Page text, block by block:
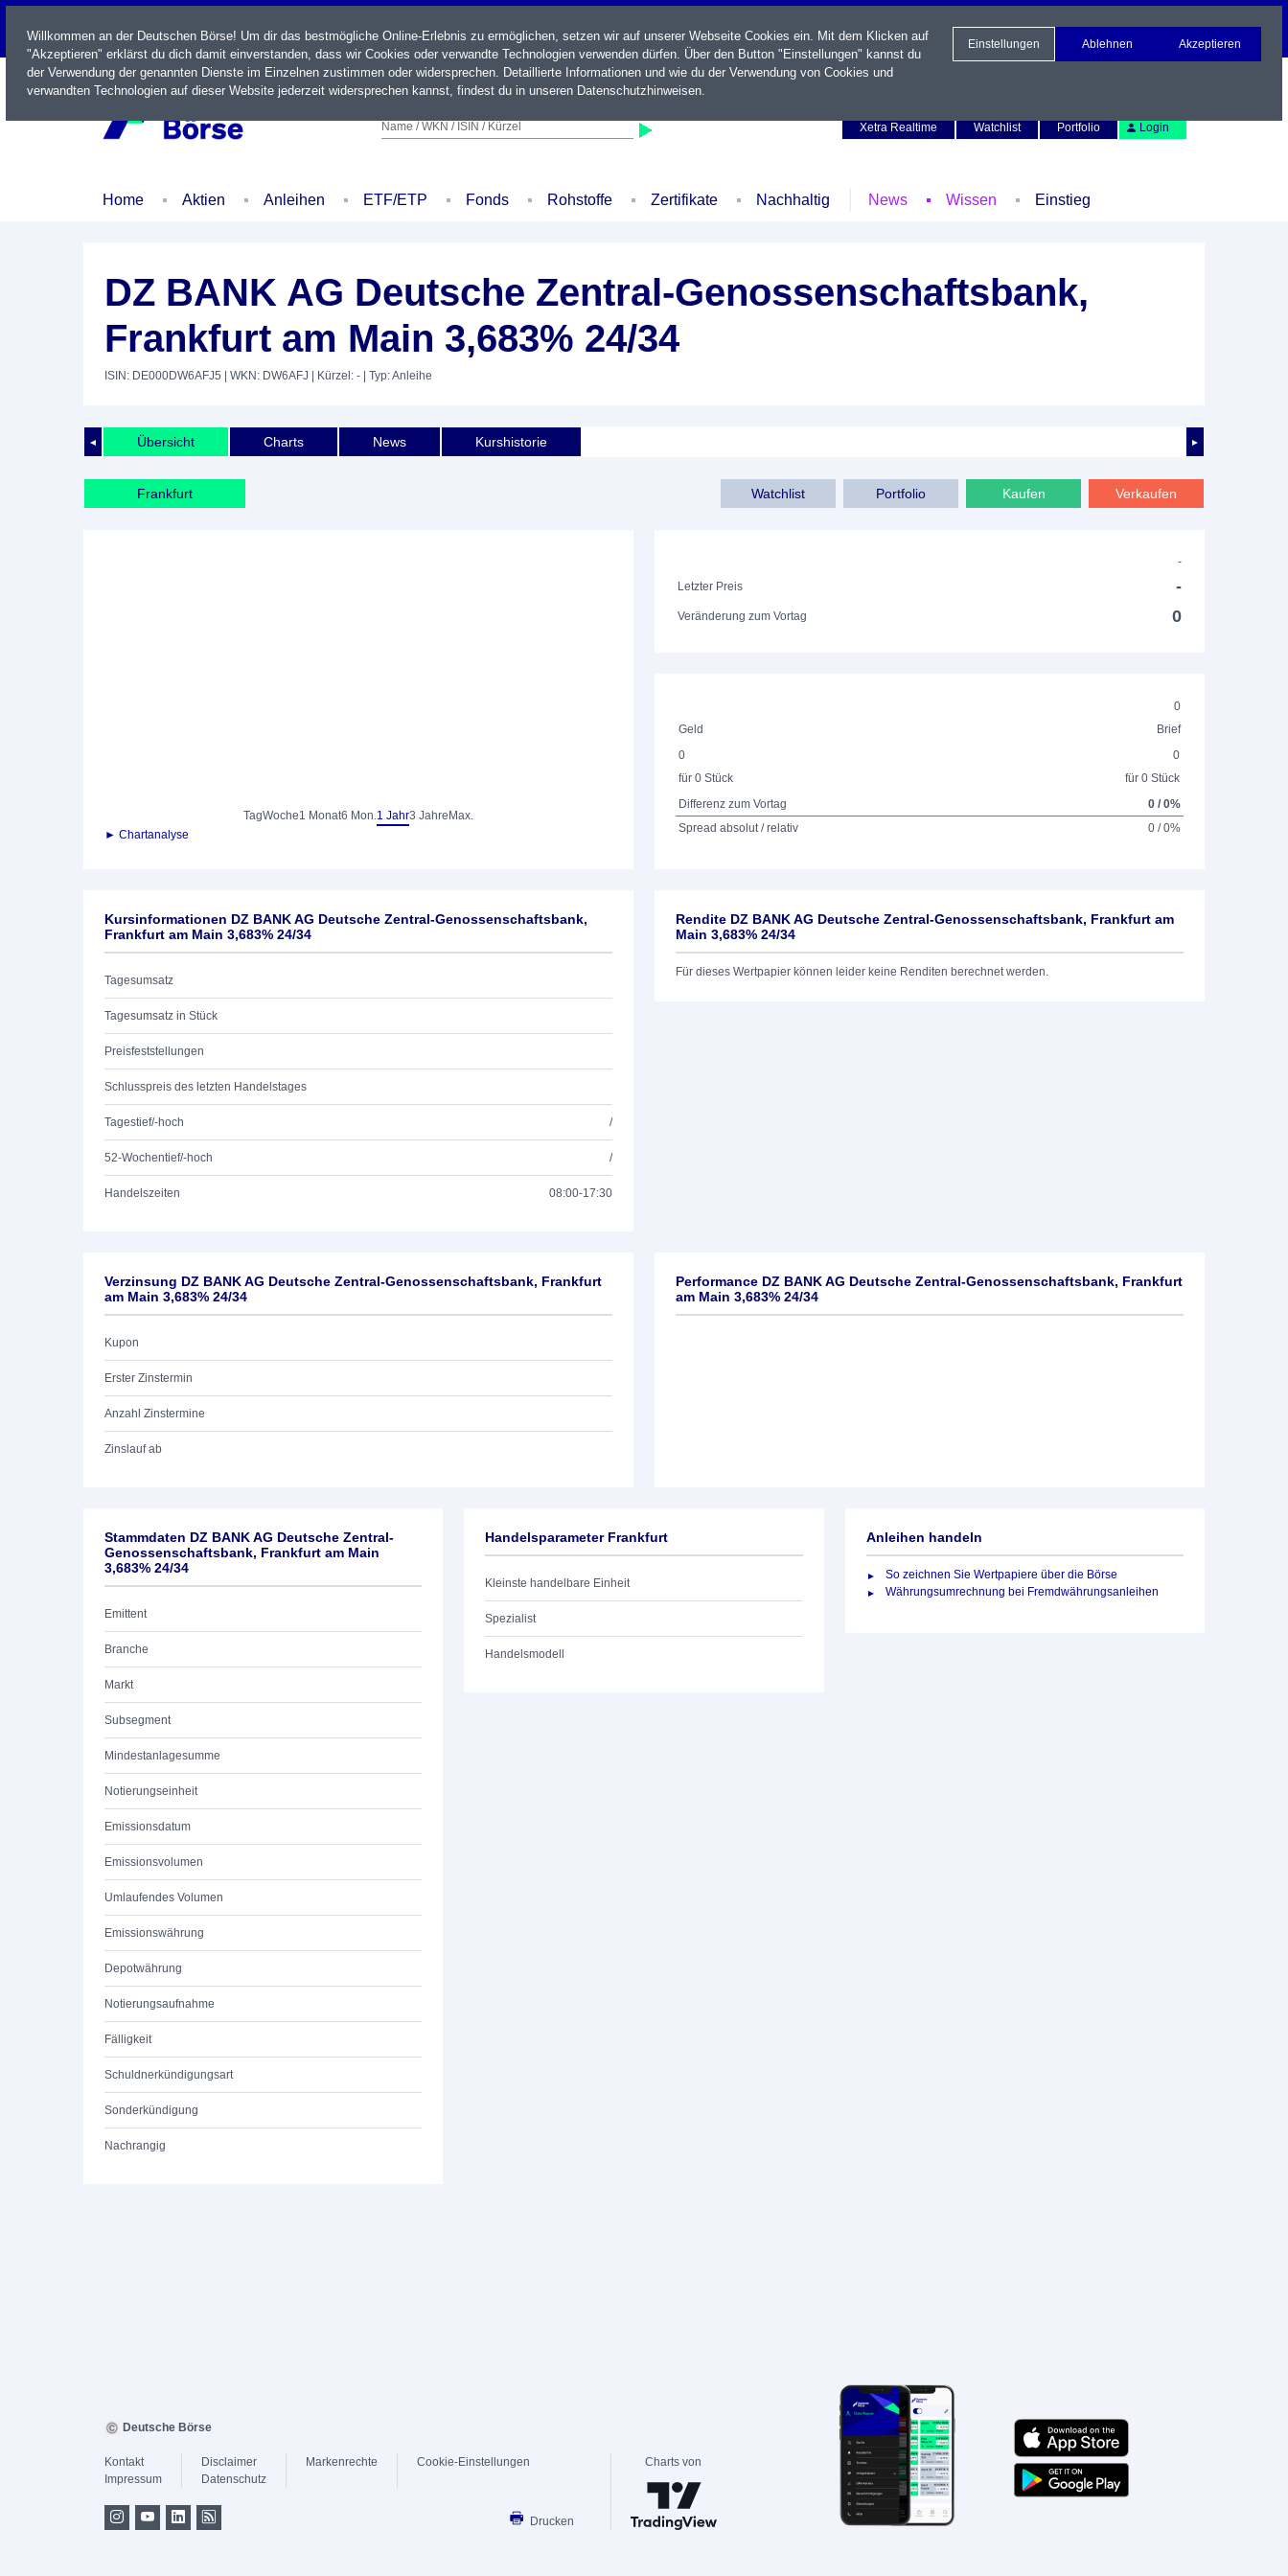
LIVE
Name / WKN / ISIN / Kürzel
Xetra Realtime
Watchlist Portfolio Login
Home Aktien Anleihen ETF/ETP Fonds Rohstoffe Zertifikate Nachhaltig News Wissen Einstieg
DZ BANK AG Deutsche Zentral-Genossenschaftsbank,
Frankfurt am Main 3,683% 24/34
ISIN: DE000DW6AFJ5 | WKN: DW6AFJ | Kürzel: - | Typ: Anleihe
◄ ►
Übersicht Charts News Kurshistorie
Frankfurt Verkaufen
Kaufen
Portfolio
Watchlist
TagWoche1 Monat6 Mon.1 Jahr3 Jahre Max.
► Chartanalyse
-
Letzter Preis
-
Veränderung zum Vortag 0
0
Geld
Brief
0
für 0 Stück
0
für 0 Stück
Differenz zum Vortag
0 / 0%
Spread absolut / relativ
0 / 0%
Kursinformationen DZ BANK AG Deutsche Zentral-Genossenschaftsbank,
Frankfurt am Main 3,683% 24/34
Tagesumsatz
Tagesumsatz in Stück
Preisfeststellungen
Schlusspreis des letzten Handelstages
Tagestief/-hoch /
52-Wochentief/-hoch /
Handelszeiten 08:00-17:30
Rendite DZ BANK AG Deutsche Zentral-Genossenschaftsbank, Frankfurt am
Main 3,683% 24/34
Für dieses Wertpapier können leider keine Renditen berechnet werden.
Verzinsung DZ BANK AG Deutsche Zentral-Genossenschaftsbank, Frankfurt
am Main 3,683% 24/34
Kupon
Erster Zinstermin
Anzahl Zinstermine
Zinslauf ab
Performance DZ BANK AG Deutsche Zentral-Genossenschaftsbank, Frankfurt
am Main 3,683% 24/34
Stammdaten DZ BANK AG Deutsche Zentral-
Genossenschaftsbank, Frankfurt am Main
3,683% 24/34
Emittent
Branche
Markt
Subsegment
Mindestanlagesumme
Notierungseinheit
Emissionsdatum
Emissionsvolumen
Umlaufendes Volumen
Emissionswährung
Depotwährung
Notierungsaufnahme
Fälligkeit
Schuldnerkündigungsart
Sonderkündigung
Nachrangig
Handelsparameter Frankfurt
Kleinste handelbare Einheit
Spezialist
Handelsmodell
Anleihen handeln
So zeichnen Sie Wertpapiere über die Börse
Währungsumrechnung bei Fremdwährungsanleihen
Willkommen an der Deutschen Börse! Um dir das bestmögliche Online-Erlebnis zu ermöglichen, setzen wir auf unserer Webseite Cookies ein. Mit dem Klicken auf
"Akzeptieren" erklärst du dich damit einverstanden, dass wir Cookies oder verwandte Technologien verwenden dürfen. Über den Button "Einstellungen" kannst du
der Verwendung der genannten Dienste im Einzelnen zustimmen oder widersprechen. Detaillierte Informationen und wie du der Verwendung von Cookies und
verwandten Technologien auf dieser Website jederzeit widersprechen kannst, findest du in unseren Datenschutzhinweisen.
Einstellungen Ablehnen Akzeptieren
Deutsche Börse
Kontakt
Impressum
Disclaimer
Datenschutz
Markenrechte Cookie-Einstellungen
Drucken
Charts von